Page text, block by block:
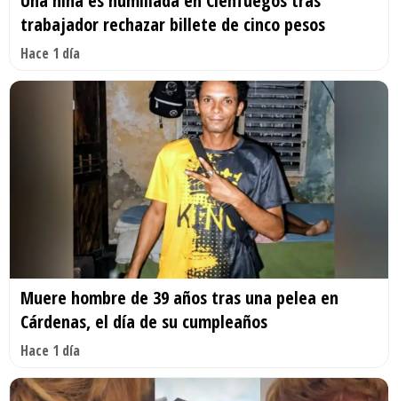
trabajador rechazar billete de cinco pesos
Hace 1 día
Muere hombre de 39 años tras una pelea en
Cárdenas, el día de su cumpleaños
Hace 1 día